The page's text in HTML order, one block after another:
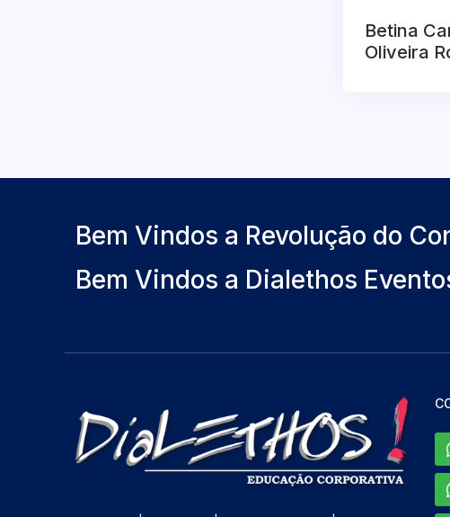
Betina
Oliveira
Bem Vindos a Revolução do
Bem Vindos a Dialethos